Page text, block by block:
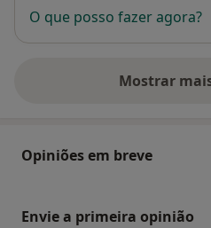
O que posso fazer agora?
Mostrar
Opiniões em breve
Envie a primeira opinião